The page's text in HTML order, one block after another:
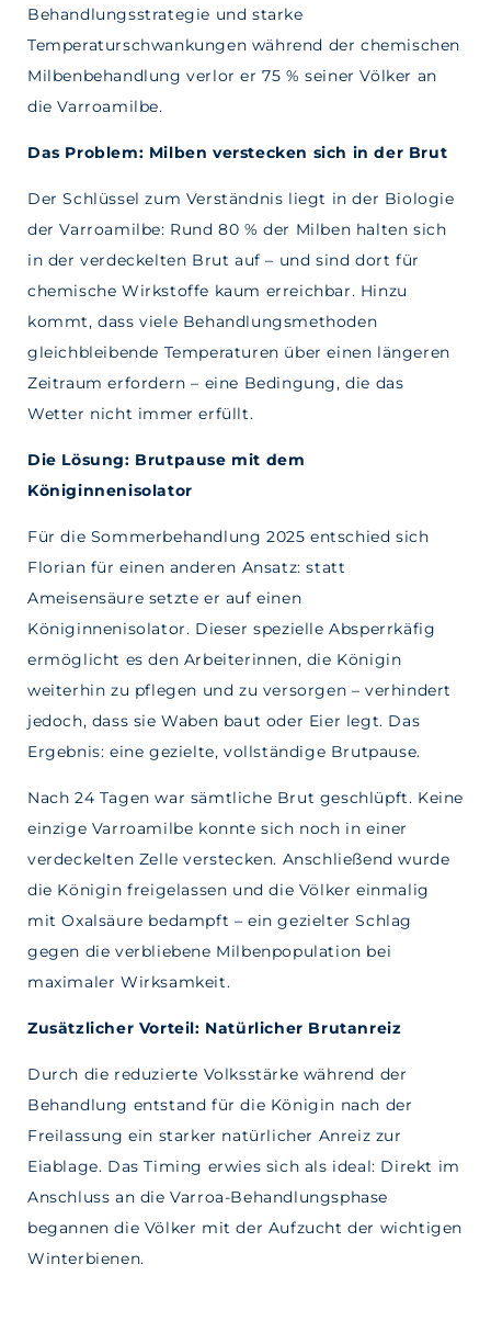
Behandlungsstrategie und starke
Temperaturschwankungen während der chemischen
Milbenbehandlung verlor er 75 % seiner Völker an
die Varroamilbe.
Das Problem: Milben verstecken sich in der Brut
Der Schlüssel zum Verständnis liegt in der Biologie
der Varroamilbe: Rund 80 % der Milben halten sich
in der verdeckelten Brut auf – und sind dort für
chemische Wirkstoffe kaum erreichbar. Hinzu
kommt, dass viele Behandlungsmethoden
gleichbleibende Temperaturen über einen längeren
Zeitraum erfordern – eine Bedingung, die das
Wetter nicht immer erfüllt.
Die Lösung: Brutpause mit dem
Königinnenisolator
Für die Sommerbehandlung 2025 entschied sich
Florian für einen anderen Ansatz: statt
Ameisensäure setzte er auf einen
Königinnenisolator. Dieser spezielle Absperrkäfig
ermöglicht es den Arbeiterinnen, die Königin
weiterhin zu pflegen und zu versorgen – verhindert
jedoch, dass sie Waben baut oder Eier legt. Das
Ergebnis: eine gezielte, vollständige Brutpause.
Nach 24 Tagen war sämtliche Brut geschlüpft. Keine
einzige Varroamilbe konnte sich noch in einer
verdeckelten Zelle verstecken. Anschließend wurde
die Königin freigelassen und die Völker einmalig
mit Oxalsäure bedampft – ein gezielter Schlag
gegen die verbliebene Milbenpopulation bei
maximaler Wirksamkeit.
Zusätzlicher Vorteil: Natürlicher Brutanreiz
Durch die reduzierte Volksstärke während der
Behandlung entstand für die Königin nach der
Freilassung ein starker natürlicher Anreiz zur
Eiablage. Das Timing erwies sich als ideal: Direkt im
Anschluss an die Varroa-Behandlungsphase
begannen die Völker mit der Aufzucht der wichtigen
Winterbienen.